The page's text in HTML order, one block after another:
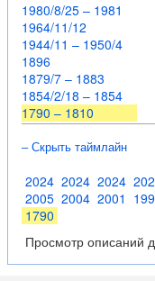
1980/8/25 – 1981
1964/11/12
1944/11 – 1950/4
1896
1879/7 – 1883
1854/2/18 – 1854
1790 – 1810
– Скрыть таймлайн
2024 2024 2024
2005 2004 2001
1790
Просмотр описаний